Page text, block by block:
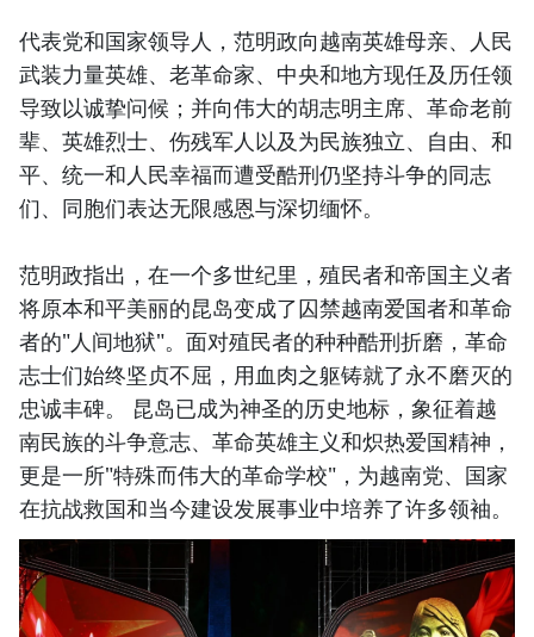
代表党和国家领导人，范明政向越南英雄母亲、人民
武装力量英雄、老革命家、中央和地方现任及历任领
导致以诚挚问候；并向伟大的胡志明主席、革命老前
辈、英雄烈士、伤残军人以及为民族独立、自由、和
平、统一和人民幸福而遭受酷刑仍坚持斗争的同志
们、同胞们表达无限感恩与深切缅怀。
范明政指出，在一个多世纪里，殖民者和帝国主义者
将原本和平美丽的昆岛变成了囚禁越南爱国者和革命
者的"人间地狱"。面对殖民者的种种酷刑折磨，革命
志士们始终坚贞不屈，用血肉之躯铸就了永不磨灭的
忠诚丰碑。 昆岛已成为神圣的历史地标，象征着越
南民族的斗争意志、革命英雄主义和炽热爱国精神，
更是一所"特殊而伟大的革命学校"，为越南党、国家
在抗战救国和当今建设发展事业中培养了许多领袖。